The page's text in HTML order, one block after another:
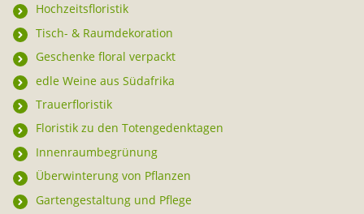
Hochzeitsfloristik
Tisch- & Raumdekoration
Geschenke floral verpackt
edle Weine aus Südafrika
Trauerfloristik
Floristik zu den Totengedenktagen
Innenraumbegrünung
Überwinterung von Pflanzen
Gartengestaltung und Pflege